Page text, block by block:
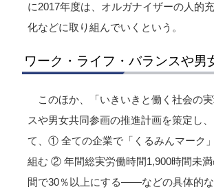
に2017年度は、オルガナイザーの人的
化などに取り組んでいくという。
ワーク・ライフ・バランスや
このほか、「いきいきと働く社会の
スや男女共同参画の推進計画を策定し
て、① 全ての企業で「くるみんマーク
組む ② 年間総実労働時間1,900時間未
間で30％以上にする――などの具体的